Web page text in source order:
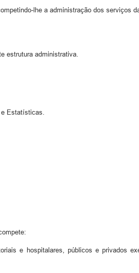
lhe a administração dos serviços
estrutura administrativa.
e Estatísticas.
e hospitalares, públicos e privados